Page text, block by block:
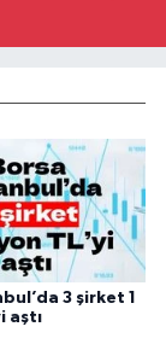
3 şirket 1
aştı